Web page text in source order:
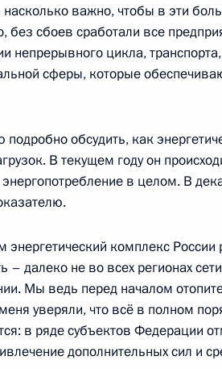
участникам заседания по
и землепользованию в рамках
саммита ООН
освоения ресурсного
18:40
по итогам совещания с
16:00
важно, чтобы в эти
без сбоев сработали все
непрерывного цикла, транспорта,
сферы, которые
подробно обсудить, как
В текущем году он
в целом. В
энергетический комплекс
– далеко не во всех регионах
Мы ведь перед началом
меня уверяли, что всё в полном
в ряде субъектов Федерации
дополнительных сил и